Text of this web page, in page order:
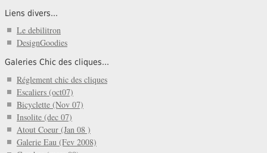
Liens divers...
Le debilitron
DesignGoodies
Galeries Chic des cliques...
Réglement chic des cliques
Escaliers (oct07)
Bicyclette (Nov 07)
Insolite (dec 07)
Atout Coeur (Jan 08 )
Galerie Eau (Fev 2008)